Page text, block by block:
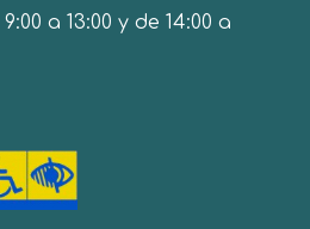
a 13:00 y de 14:00 a